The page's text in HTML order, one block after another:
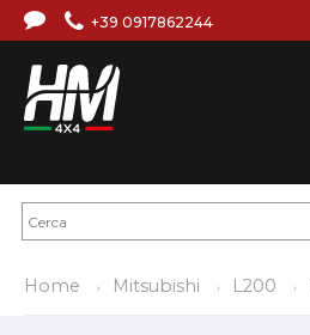
+39 0917862244
Home Mitsubishi L200